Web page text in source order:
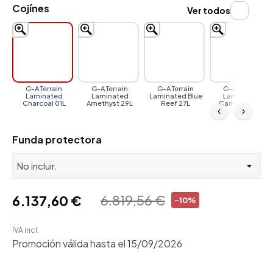
Cojínes
G-A Terrain
Laminated
Charcoal 01L
G-A Terrain
Laminated
Amethyst 29L
G-A Terrain
Laminated Blue
Reef 27L
G-A Terrain
Laminated
Cambium 12L
‹ ›
Ver todos
Funda protectora
-10%
6.819,56 €
6.137,60 €
IVA incl.
Promoción válida hasta el 15/09/2026